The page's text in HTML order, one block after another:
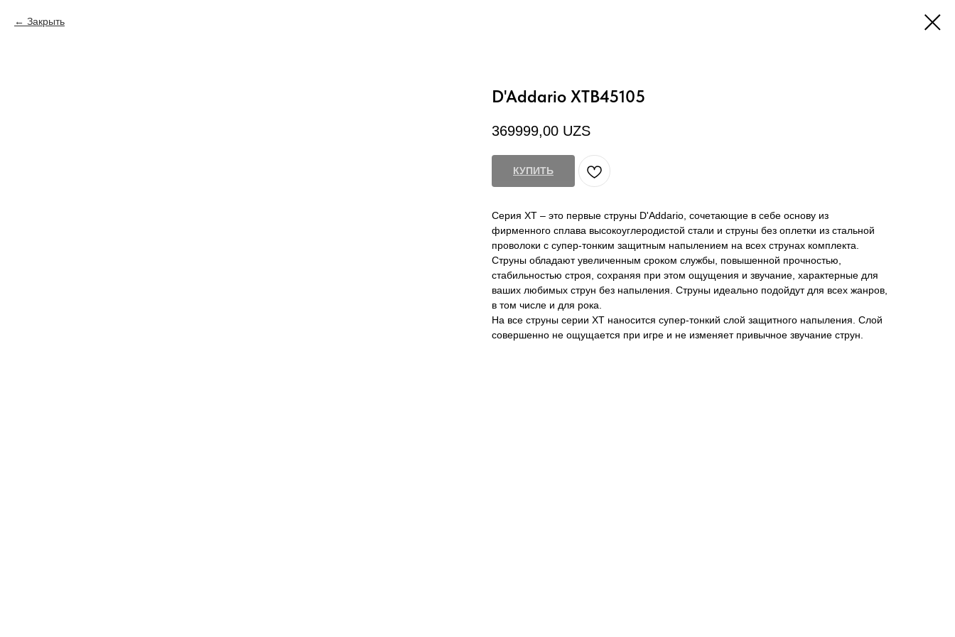
Закрыть
D'Addario XTB45105
369999,00 UZS
КУПИТЬ
Серия XT – это первые струны D'Addario, сочетающие в себе основу из
фирменного сплава высокоуглеродистой стали и струны без оплетки из стальной
проволоки с супер-тонким защитным напылением на всех струнах комплекта.
Струны обладают увеличенным сроком службы, повышенной прочностью,
стабильностью строя, сохраняя при этом ощущения и звучание, характерные для
ваших любимых струн без напыления. Струны идеально подойдут для всех жанров,
в том числе и для рока.
На все струны серии XT наносится супер-тонкий слой защитного напыления. Слой
совершенно не ощущается при игре и не изменяет привычное звучание струн.